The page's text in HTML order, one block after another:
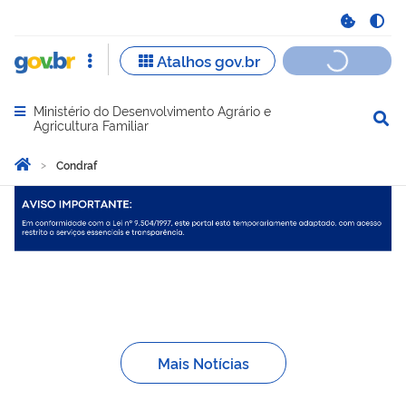
Abrir menu principal de navegação
Ministério do Desenvolvimento Agrário e
Agricultura Familiar
Você está aqui:
Página Inicial
Condraf
Condraf
Mais Notícias